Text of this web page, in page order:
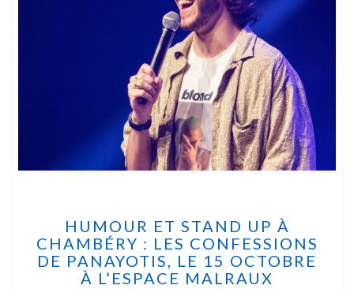
HUMOUR ET STAND UP À
CHAMBÉRY : LES CONFESSIONS
DE PANAYOTIS, LE 15 OCTOBRE
À L’ESPACE MALRAUX